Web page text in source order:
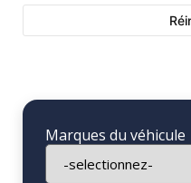
Marques du véhicule